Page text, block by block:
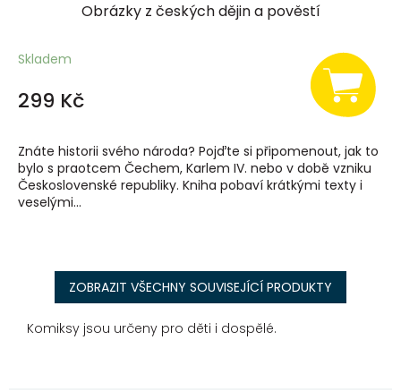
Obrázky z českých dějin a pověstí
Skladem
299 Kč
Znáte historii svého národa? Pojďte si připomenout, jak to
bylo s praotcem Čechem, Karlem IV. nebo v době vzniku
Československé republiky. Kniha pobaví krátkými texty i
veselými...
ZOBRAZIT VŠECHNY SOUVISEJÍCÍ PRODUKTY
Komiksy jsou určeny pro děti i dospělé.